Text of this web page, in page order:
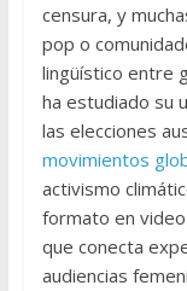
censura, y
pop o
lingüístico entre
ha estudiado su
las elecciones
movimientos
activismo
formato en
que conecta
audiencias